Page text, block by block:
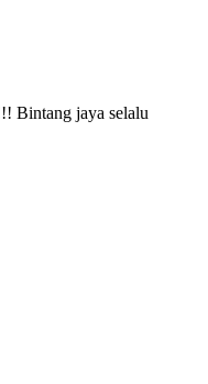
Bintang jaya selalu